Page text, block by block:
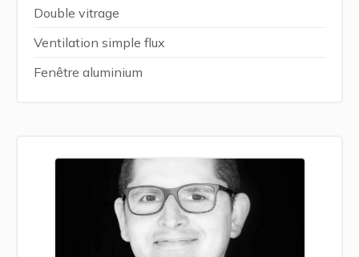
Double vitrage
Ventilation simple flux
Fenêtre aluminium